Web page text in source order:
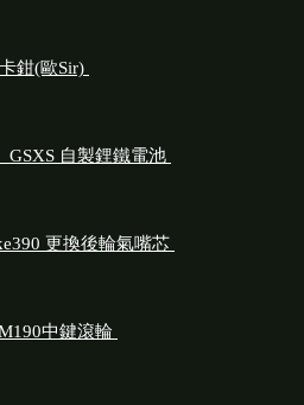
鉗(歐Sir)
GSXS 自製鋰鐵電池
更換後輪氣嘴芯
中鍵滾輪